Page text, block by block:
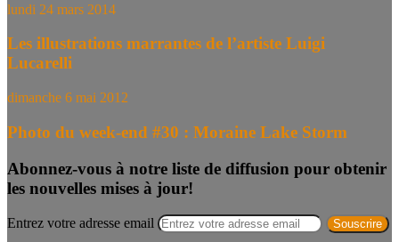
lundi 24 mars 2014
Les illustrations marrantes de l’artiste Luigi
Lucarelli
dimanche 6 mai 2012
Photo du week-end #30 : Moraine Lake Storm
Abonnez-vous à notre liste de diffusion pour obtenir
les nouvelles mises à jour!
Entrez votre adresse email